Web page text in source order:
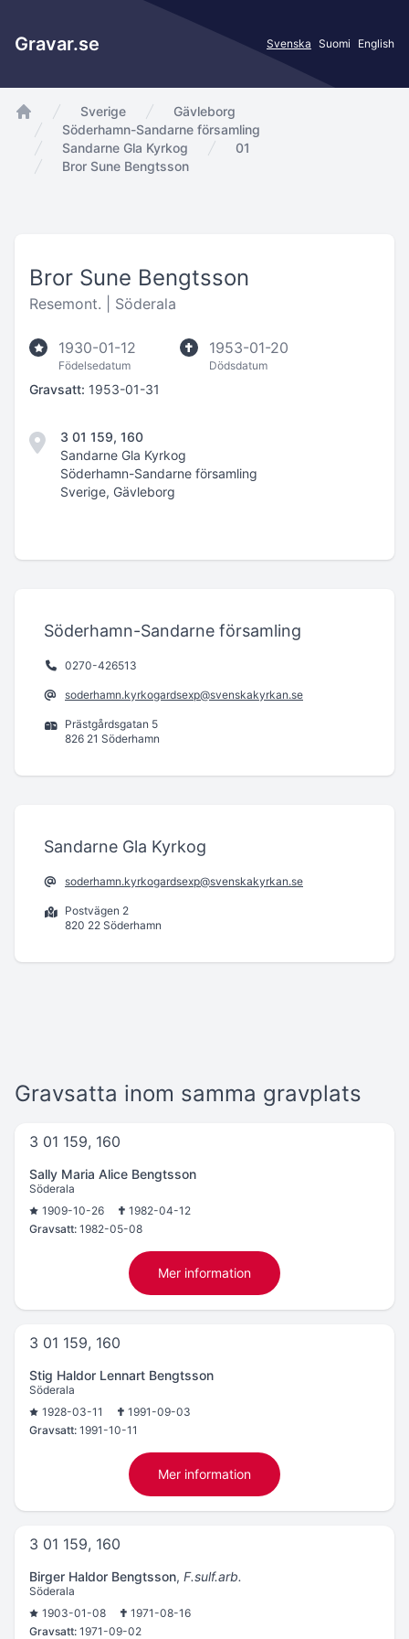
Gravar.se Svenska Suomi English
app.Start
Sverige
Gävleborg
Söderhamn-Sandarne församling
Sandarne Gla Kyrkog
01
Bror Sune Bengtsson
Bror Sune Bengtsson
Resemont. | Söderala
1930-01-12
Födelsedatum
1953-01-20
Dödsdatum
Gravsatt: 1953-01-31
3 01 159, 160
Sandarne Gla Kyrkog
Söderhamn-Sandarne församling
Sverige, Gävleborg
Söderhamn-Sandarne församling
0270-426513
soderhamn.kyrkogardsexp@svenskakyrkan.se
Prästgårdsgatan 5
826 21 Söderhamn
Sandarne Gla Kyrkog
soderhamn.kyrkogardsexp@svenskakyrkan.se
Postvägen 2
820 22 Söderhamn
Gravsatta inom samma gravplats
3 01 159, 160
Sally Maria Alice Bengtsson
Söderala
1909-10-26
1982-04-12
Gravsatt: 1982-05-08
Mer information
3 01 159, 160
Stig Haldor Lennart Bengtsson
Söderala
1928-03-11
1991-09-03
Gravsatt: 1991-10-11
Mer information
3 01 159, 160
Birger Haldor Bengtsson, F.sulf.arb.
Söderala
1903-01-08
1971-08-16
Gravsatt: 1971-09-02